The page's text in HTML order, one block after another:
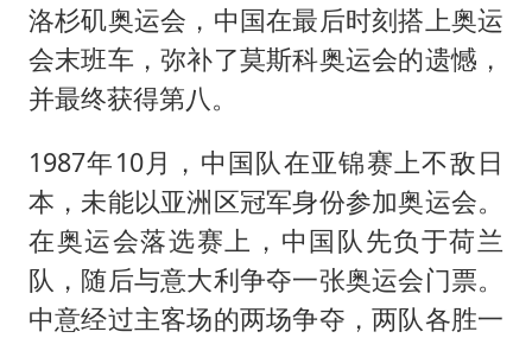
洛杉矶奥运会，中国在最后时刻搭上奥运
会末班车，弥补了莫斯科奥运会的遗憾，
并最终获得第八。
1987年10月，中国队在亚锦赛上不敌日
本，未能以亚洲区冠军身份参加奥运会。
在奥运会落选赛上，中国队先负于荷兰
队，随后与意大利争夺一张奥运会门票。
中意经过主客场的两场争夺，两队各胜一